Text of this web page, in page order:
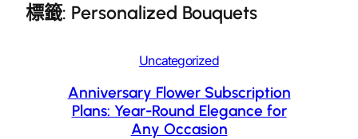
標籤: Personalized Bouquets
Uncategorized
Anniversary Flower Subscription
Plans: Year-Round Elegance for
Any Occasion